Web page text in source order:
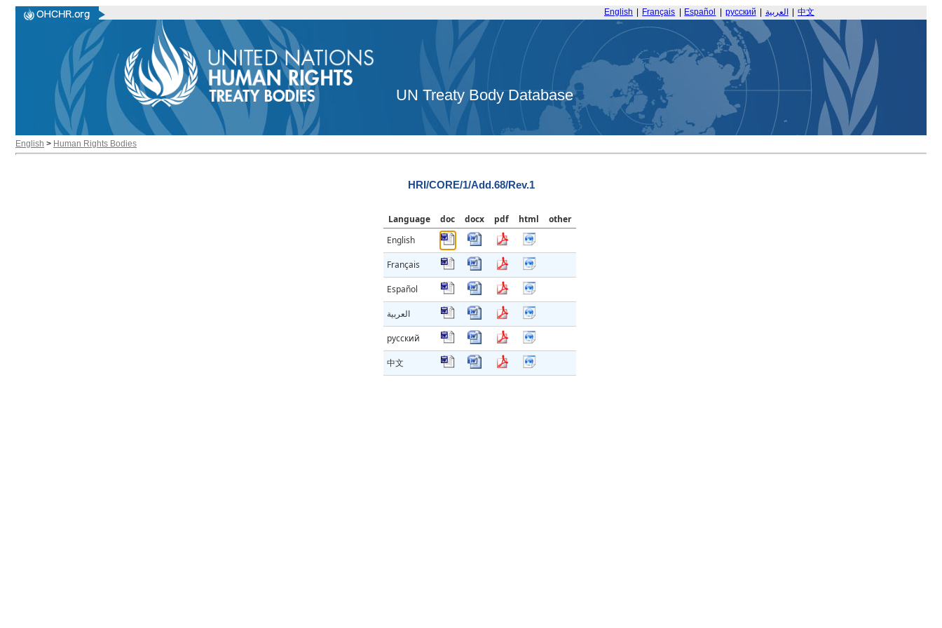
English Français Español русский العربية 中文
UN Treaty Body Database
English > Human Rights Bodies
HRI/CORE/1/Add.68/Rev.1
Language doc docx pdf html
other
English
Français
Español
العربية
русский
中文